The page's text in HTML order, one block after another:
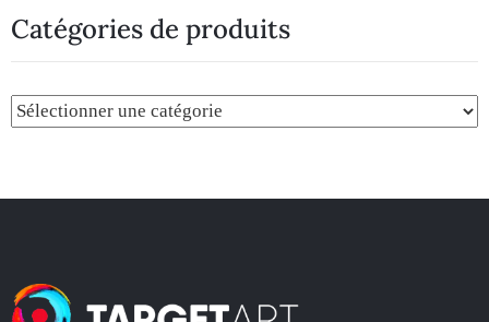
Catégories de produits